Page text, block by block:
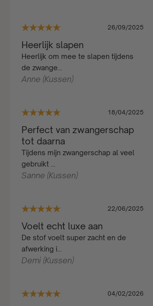
26/09/2025
Heerlijk slapen
Heerlijk om mee te slapen tijdens
de zwange...
Anne (Kussen)
18/04/2025
Perfect van zwangerschap
tot daarna
Tijdens mijn zwangerschap al veel
gebruikt ...
Sanne (Kussen)
22/06/2025
Voelt echt luxe aan
De stof voelt super zacht en de
afwerking i...
Demi (Kussen)
04/02/2026